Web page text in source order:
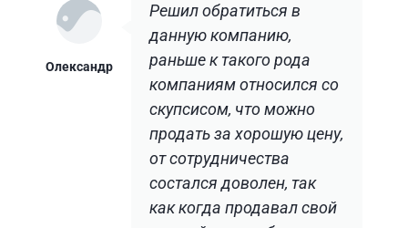
Решил обратиться в
данную компанию,
раньше к такого рода
компаниям относился со
скупсисом, что можно
продать за хорошую цену,
от сотрудничества
состался доволен, так
как когда продавал свой
Олександр